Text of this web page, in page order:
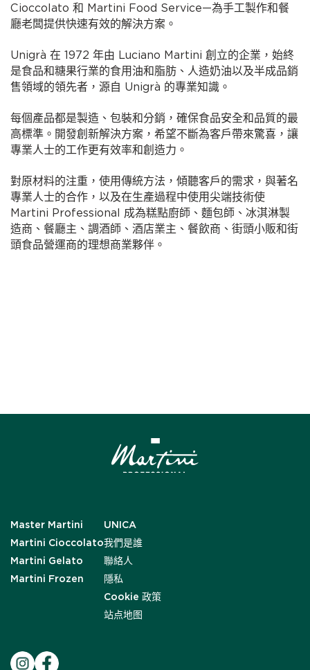
Cioccolato 和 Martini Food Service—為手工製作和餐
廳老闆提供快速有效的解決方案。
Unigrà 在 1972 年由 Luciano Martini 創立的企業，始終
是食品和糖果行業的食用油和脂肪、人造奶油以及半成品銷
售領域的領先者，源自 Unigrà 的專業知識。
每個產品都是製造、包裝和分銷，確保食品安全和品質的最
高標準。開發創新解決方案，希望不斷為客戶帶來驚喜，讓
專業人士的工作更有效率和創造力。
對原材料的注重，使用傳統方法，傾聽客戶的需求，與著名
專業人士的合作，以及在生產過程中使用尖端技術使
Martini Professional 成為糕點廚師、麵包師、冰淇淋製
造商、餐廳主、調酒師、酒店業主、餐飲商、街頭小販和街
頭食品營運商的理想商業夥伴。
Master Martini
Martini Cioccolato
Martini Gelato
Martini Frozen
UNICA
我們是誰
聯絡人
隱私
Cookie 政策
站点地图